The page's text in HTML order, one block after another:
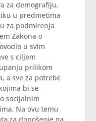
za demografiju,
u predmetima
za podmirenja
Zakona o
u svim
s ciljem
prilikom
a sve za potrebe
bi se
socijalnim
Na ovu temu